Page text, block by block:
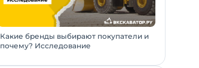
Какие бренды выбирают покупатели и
почему? Исследование